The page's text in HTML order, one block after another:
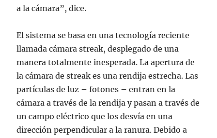
a la cámara”, dice.
El sistema se basa en una tecnología reciente
llamada cámara streak, desplegado de una
manera totalmente inesperada. La apertura de
la cámara de streak es una rendija estrecha. Las
partículas de luz – fotones – entran en la
cámara a través de la rendija y pasan a través de
un campo eléctrico que los desvía en una
dirección perpendicular a la ranura. Debido a